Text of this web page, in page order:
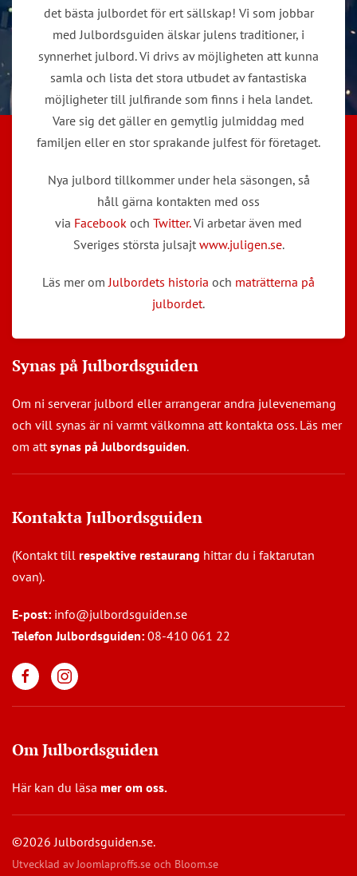
det bästa julbordet för ert sällskap! Vi som jobbar
med Julbordsguiden älskar julens traditioner, i
synnerhet julbord. Vi drivs av möjligheten att kunna
samla och lista det stora utbudet av fantastiska
möjligheter till julfirande som finns i hela landet.
Vare sig det gäller en gemytlig julmiddag med
familjen eller en stor sprakande julfest för företaget.
Nya julbord tillkommer under hela säsongen, så
håll gärna kontakten med oss
via Facebook och Twitter.Vi arbetar även med
Sveriges största julsajt www.juligen.se.
Läs mer om Julbordets historia och maträtterna på
julbordet.
Synas på Julbordsguiden
Om ni serverar julbord eller arrangerar andra julevenemang
och vill synas är ni varmt välkomna att kontakta oss. Läs mer
om att synas på Julbordsguiden.
Kontakta Julbordsguiden
(Kontakt till respektive restaurang hittar du i faktarutan
ovan).
E-post: info@julbordsguiden.se
Telefon Julbordsguiden: 08-410 061 22
Om Julbordsguiden
Här kan du läsa mer om oss.
©2026 Julbordsguiden.se.
Utvecklad avJoomlaproffs.se och Bloom.se